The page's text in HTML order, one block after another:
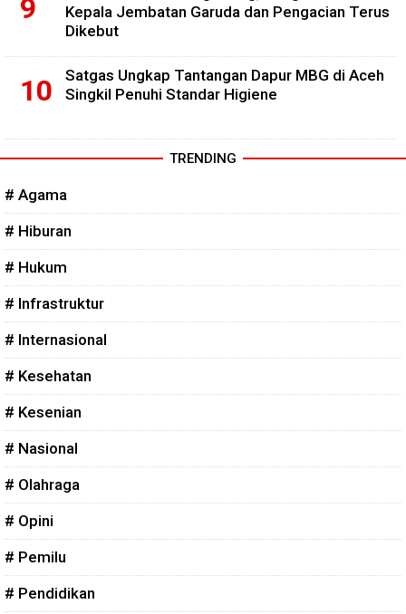
Kepala Jembatan Garuda dan Pengacian Terus
Dikebut
Satgas Ungkap Tantangan Dapur MBG di Aceh
Singkil Penuhi Standar Higiene
TRENDING
# Agama
# Hiburan
# Hukum
# Infrastruktur
# Internasional
# Kesehatan
# Kesenian
# Nasional
# Olahraga
# Opini
# Pemilu
# Pendidikan